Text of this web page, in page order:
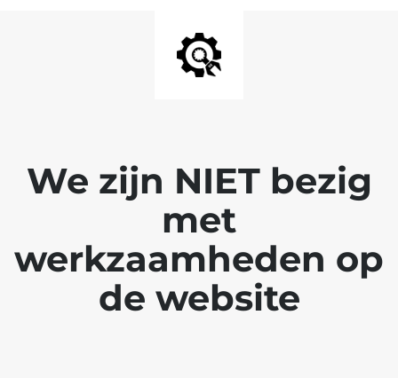
We zijn NIET bezig
met
werkzaamheden op
de website